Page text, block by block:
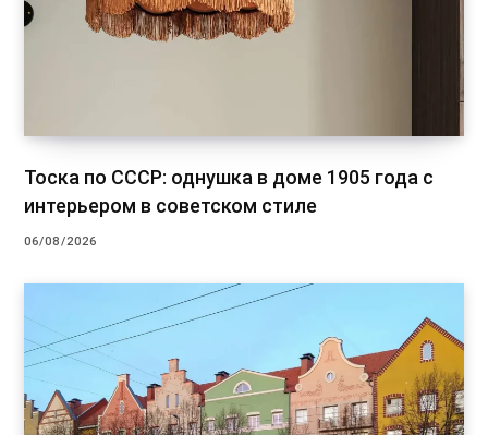
Тоска по СССР: однушка в доме 1905 года с
интерьером в советском стиле
06/08/2026